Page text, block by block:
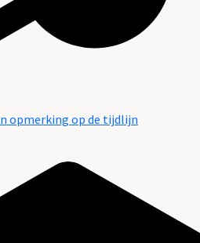
opmerking op de tijdlijn